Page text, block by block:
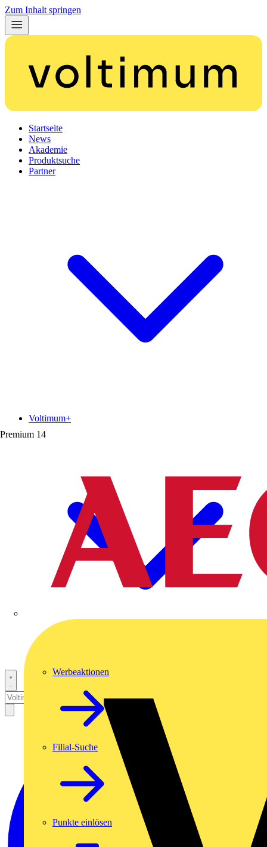
Zum Inhalt springen
Startseite
News
Akademie
Produktsuche
Partner
Premium 14
Voltimum+
Werbeaktionen
Filial-Suche
Punkte einlösen